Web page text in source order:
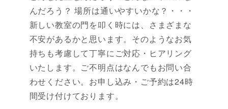
んだろう？ 場所は通いやすいかな？・・・
新しい教室の門を叩く時には、さまざまな
不安があるかと思います。そのようなお気
持ちも考慮して丁寧にご対応・ヒアリング
いたします。ご不明点はなんでもお問い合
わせください。お申し込み・ご予約は24時
間受け付けております。